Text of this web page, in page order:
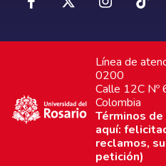
Línea de
0200
Calle 12C Nº
Colombia
Términos de
aquí:
reclamos,
petición)